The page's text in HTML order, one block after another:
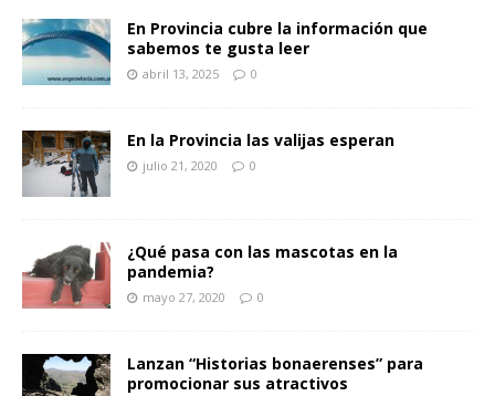
En Provincia cubre la información que
sabemos te gusta leer
abril 13, 2025 0
En la Provincia las valijas esperan
julio 21, 2020 0
¿Qué pasa con las mascotas en la
pandemia?
mayo 27, 2020 0
Lanzan “Historias bonaerenses” para
promocionar sus atractivos